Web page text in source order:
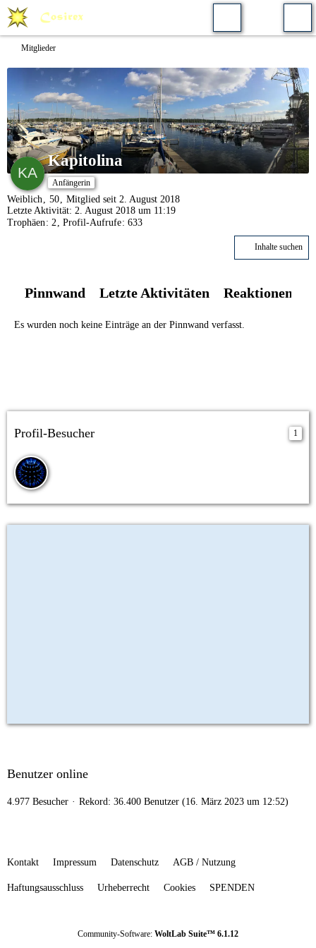
Mitglieder
Kapitolina
Anfängerin
Weiblich 50
Mitglied seit 2. August 2018
Letzte Aktivität: 2. August 2018 um 11:19
Trophäen
2 Profil-Aufrufe 633
Inhalte suchen
Pinnwand Letzte Aktivitäten Reaktionen
Es wurden noch keine Einträge an der Pinnwand verfasst.
Profil-Besucher 1
Benutzer online
4.977 Besucher Rekord: 36.400 Benutzer (16. März 2023 um 12:52)
Kontakt Impressum Datenschutz AGB / Nutzung
Haftungsausschluss Urheberrecht Cookies SPENDEN
Community-Software: WoltLab Suite™ 6.1.12